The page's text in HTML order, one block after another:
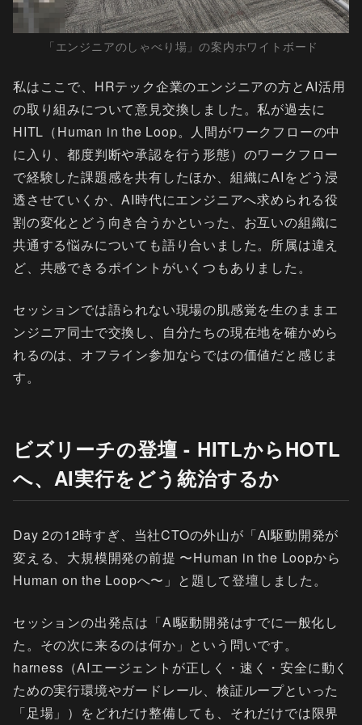
「エンジニアのしゃべり場」の案内ホワイトボード
私はここで、HRテック企業のエンジニアの方とAI活用
の取り組みについて意見交換しました。私が過去に
HITL（Human in the Loop。人間がワークフローの中
に入り、都度判断や承認を行う形態）のワークフロー
で経験した課題感を共有したほか、組織にAIをどう浸
透させていくか、AI時代にエンジニアへ求められる役
割の変化とどう向き合うかといった、お互いの組織に
共通する悩みについても語り合いました。所属は違え
ど、共感できるポイントがいくつもありました。
セッションでは語られない現場の肌感覚を生のままエ
ンジニア同士で交換し、自分たちの現在地を確かめら
れるのは、オフライン参加ならではの価値だと感じま
す。
ビズリーチの登壇 - HITLからHOTL
へ、AI実行をどう統治するか
Day 2の12時すぎ、当社CTOの外山が「AI駆動開発が
変える、大規模開発の前提 〜Human in the Loopから
Human on the Loopへ〜」と題して登壇しました。
セッションの出発点は「AI駆動開発はすでに一般化し
た。その次に来るのは何か」という問いです。
harness（AIエージェントが正しく・速く・安全に動く
ための実行環境やガードレール、検証ループといった
「足場」）をどれだけ整備しても、それだけでは限界